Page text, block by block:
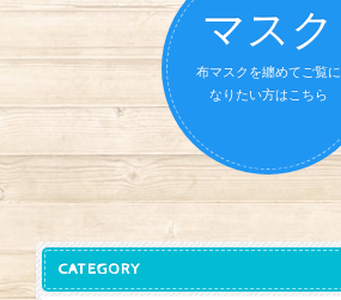
マスク
布マスクを纏めてご覧に
なりたい方はこちら
CATEGORY